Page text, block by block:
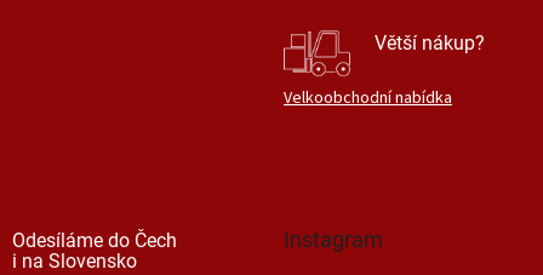
Větší nákup?
Velkoobchodní nabídka
Odesíláme do Čech
i na Slovensko
Instagram